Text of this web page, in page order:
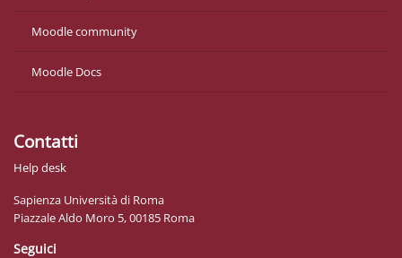
Moodle community
Moodle Docs
Contatti
Help desk
Sapienza Università di Roma
Piazzale Aldo Moro 5, 00185 Roma
Seguici